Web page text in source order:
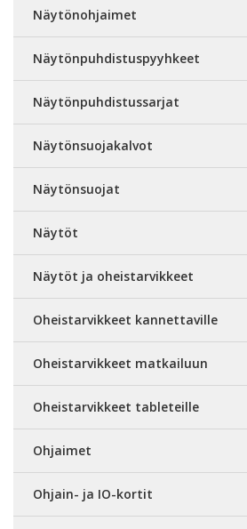
Näytönohjaimet
Näytönpuhdistuspyyhkeet
Näytönpuhdistussarjat
Näytönsuojakalvot
Näytönsuojat
Näytöt
Näytöt ja oheistarvikkeet
Oheistarvikkeet kannettaville
Oheistarvikkeet matkailuun
Oheistarvikkeet tableteille
Ohjaimet
Ohjain- ja IO-kortit